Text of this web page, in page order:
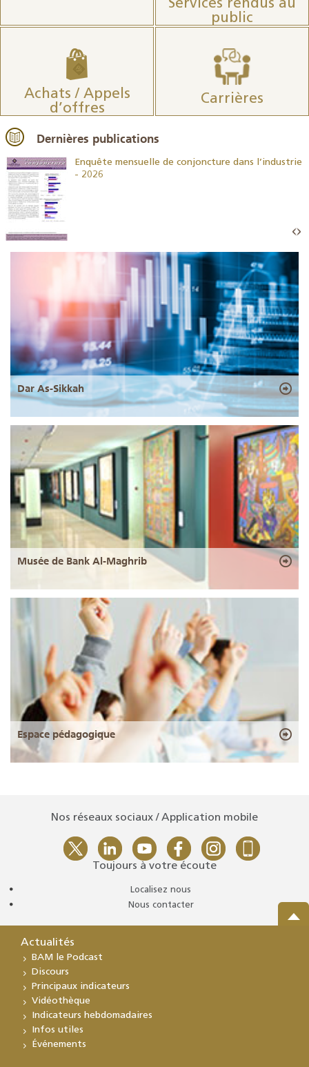
Services rendus au
public
Achats / Appels
d’offres
Carrières
Dernières publications
Enquête mensuelle de conjoncture dans l’industrie
- 2026
Dar As-Sikkah
Musée de Bank Al-Maghrib
Espace pédagogique
Nos réseaux sociaux / Application mobile
Toujours à votre écoute
Localisez nous
Nous contacter
Actualités
BAM le Podcast
Discours
Principaux indicateurs
Vidéothèque
Indicateurs hebdomadaires
Infos utiles
Événements